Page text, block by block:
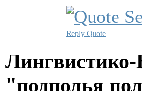
Reply Quote
"подполья